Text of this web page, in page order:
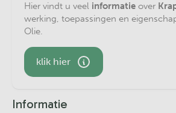
Hier vindt u veel informatie over
werking, toepassingen en
Olie.
klik hier
Informatie